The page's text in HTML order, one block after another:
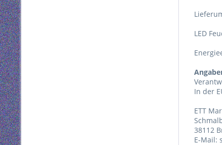
LED
In der
ETT
38112
E-Mail: